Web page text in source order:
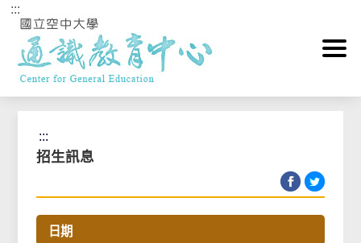
跳到主要內容區塊
:::
首頁>最新消息News>招生訊息
:::
招生訊息
日期